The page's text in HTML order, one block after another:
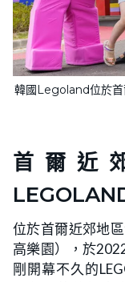
韓國Legoland位於
首爾近
位於首爾近郊地
高樂園），於
剛開幕不久的